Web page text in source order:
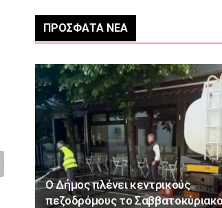
ΠΡΌΣΦΑΤΑ ΝΈΑ
Ο Δήμος πλένει κεντρικούς
πεζοδρόμους το